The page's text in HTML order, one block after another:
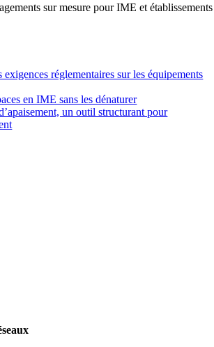
sur mesure pour IME et établissements
réglementaires sur les équipements
en IME sans les dénaturer
un outil structurant pour